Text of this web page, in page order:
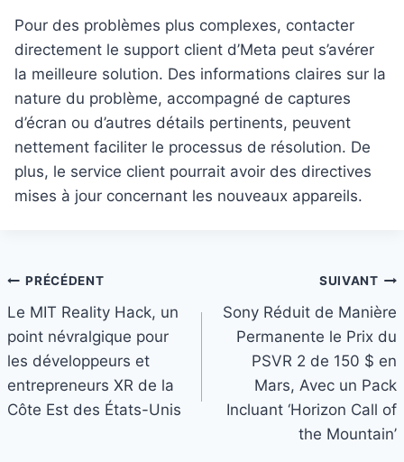
Pour des problèmes plus complexes, contacter
directement le support client d’Meta peut s’avérer
la meilleure solution. Des informations claires sur la
nature du problème, accompagné de captures
d’écran ou d’autres détails pertinents, peuvent
nettement faciliter le processus de résolution. De
plus, le service client pourrait avoir des directives
mises à jour concernant les nouveaux appareils.
Navigation
de
l’article
PRÉCÉDENT
Le MIT Reality Hack, un
point névralgique pour
les développeurs et
entrepreneurs XR de la
Côte Est des États-Unis
SUIVANT
Sony Réduit de Manière
Permanente le Prix du
PSVR 2 de 150 $ en
Mars, Avec un Pack
Incluant ‘Horizon Call of
the Mountain’